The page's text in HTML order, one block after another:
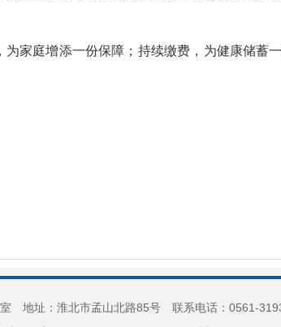
家庭增添一份保障；持续缴费，为健康储蓄
室 地址：淮北市孟山北路85号 联系电话：0561-